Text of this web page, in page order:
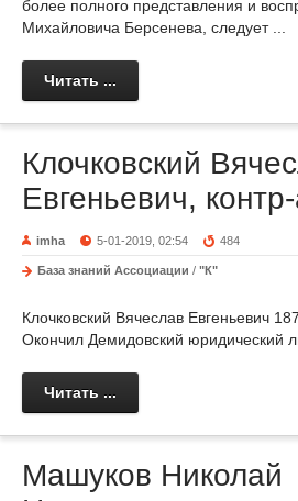
более полного представления и
Михайловича Берсенева, следует ...
Читать ...
Клочковский
Евгеньевич,
imha 5-01-2019, 02:54 484
База знаний Ассоциации / "К"
Клочковский Вячеслав Евгеньевич
Окончил Демидовский юридический
Читать ...
Машуков Николай